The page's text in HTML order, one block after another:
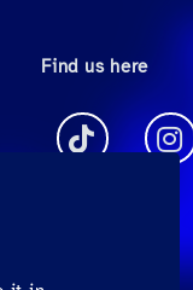
Find us here